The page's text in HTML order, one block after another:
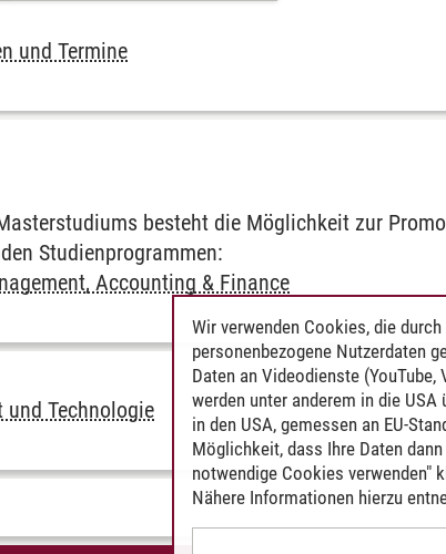
und Termine
be­steht die Möglich­keit zur
Stu­di­en­pro­gram­men:
Accounting & Finance
Technologie
Wir verwenden Cookies, die
personenbezogene Nutzerdaten
Daten an Videodienste
werden unter anderem in die
in den USA, gemessen an EU-
Möglichkeit, dass Ihre Daten
notwendige Cookies verwenden"
Nähere Informationen hierzu